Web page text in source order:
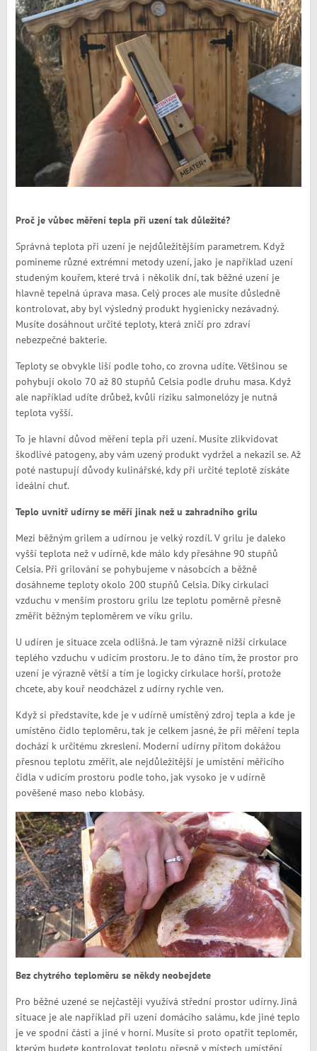
Proč je vůbec měření tepla při uzení tak důležité?
Správná teplota při uzení je nejdůležitějším parametrem. Když
pomineme různé extrémní metody uzení, jako je například uzení
studeným kouřem, které trvá i několik dní, tak běžné uzení je
hlavně tepelná úprava masa. Celý proces ale musíte důsledně
kontrolovat, aby byl výsledný produkt hygienicky nezávadný.
Musíte dosáhnout určité teploty, která zničí pro zdraví
nebezpečné bakterie.
Teploty se obvykle liší podle toho, co zrovna udíte. Většinou se
pohybují okolo 70 až 80 stupňů Celsia podle druhu masa. Když
ale například udíte drůbež, kvůli riziku salmonelózy je nutná
teplota vyšší.
To je hlavní důvod měření tepla při uzení. Musíte zlikvidovat
škodlivé patogeny, aby vám uzený produkt vydržel a nekazil se. Až
poté nastupují důvody kulinářské, kdy při určité teplotě získáte
ideální chuť.
Teplo uvnitř udírny se měří jinak než u zahradního grilu
Mezi běžným grilem a udírnou je velký rozdíl. V grilu je daleko
vyšší teplota než v udírně, kde málo kdy přesáhne 90 stupňů
Celsia. Při grilování se pohybujeme v násobcích a běžně
dosáhneme teploty okolo 200 stupňů Celsia. Díky cirkulaci
vzduchu v menším prostoru grilu lze teplotu poměrně přesně
změřit běžným teploměrem ve víku grilu.
U udíren je situace zcela odlišná. Je tam výrazně nižší cirkulace
teplého vzduchu v udicím prostoru. Je to dáno tím, že prostor pro
uzení je výrazně větší a tím je logicky cirkulace horší, protože
chcete, aby kouř neodcházel z udírny rychle ven.
Když si představíte, kde je v udírně umístěný zdroj tepla a kde je
umístěno čidlo teploměru, tak je celkem jasné, že při měření tepla
dochází k určitému zkreslení. Moderní udírny přitom dokážou
přesnou teplotu změřit, ale nejdůležitější je umístění měřicího
čidla v udicím prostoru podle toho, jak vysoko je v udírně
pověšené maso nebo klobásy.
Bez chytrého teploměru se někdy neobejdete
Pro běžné uzené se nejčastěji využívá střední prostor udírny. Jiná
situace je ale například při uzení domácího salámu, kde jiné teplo
je ve spodní části a jiné v horní. Musíte si proto opatřit teploměr,